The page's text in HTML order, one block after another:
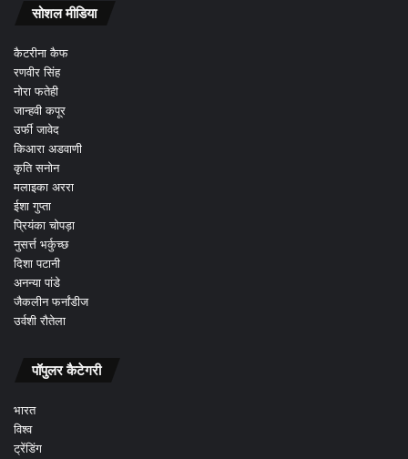
सोशल मीडिया
कैटरीना कैफ
रणवीर सिंह
नोरा फतेही
जान्हवी कपूर
उर्फी जावेद
किआरा अडवाणी
कृति सनोन
मलाइका अररा
ईशा गुप्ता
प्रियंका चोपड़ा
नुसर्त्त भर्कुच्छ
दिशा पटानी
अनन्या पांडे
जैकलीन फर्नांडीज
उर्वशी रौतेला
पॉपुलर कैटेगरी
भारत
विश्व
ट्रेंडिंग